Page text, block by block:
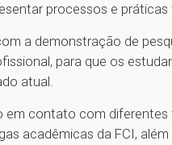
processos e
a demonstração de
para que os
atual.
em contato com
acadêmicas da FCI,